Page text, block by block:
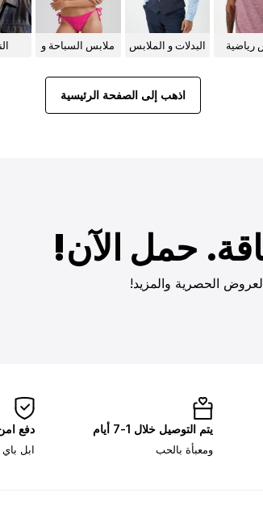
رياضية
البدلات و الملابس
ملابس السباحة و
اذهب إلى الصفحة الرئيسية
حمل الآن!
الحصرية والمزيد!
يتم التوصيل خلال 1-7 أيام
ومعبأة بالحب
دفع
ابل